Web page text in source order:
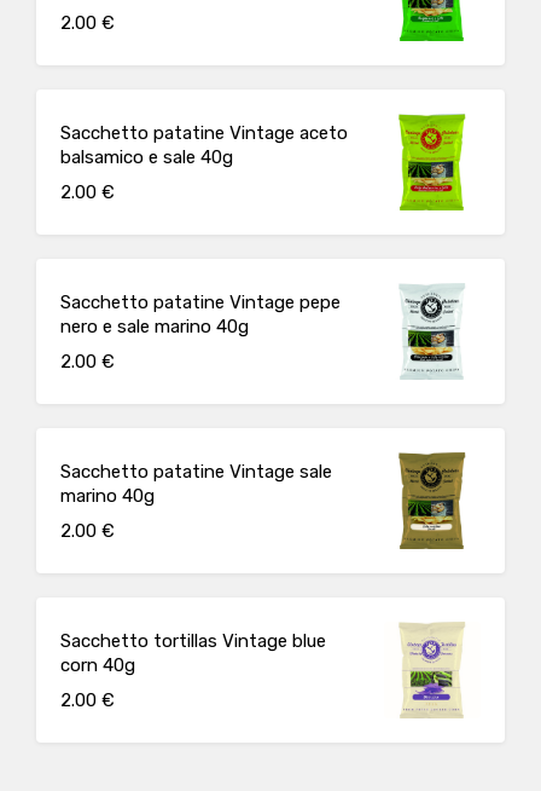
2.00 €
Sacchetto patatine Vintage aceto
balsamico e sale 40g
2.00 €
Sacchetto patatine Vintage pepe
nero e sale marino 40g
2.00 €
Sacchetto patatine Vintage sale
marino 40g
2.00 €
Sacchetto tortillas Vintage blue
corn 40g
2.00 €